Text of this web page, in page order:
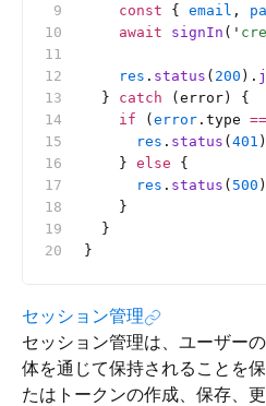
    const
{ email ,
    await
signIn ( '
    res
. status ( 200 ).
  }
catch (error) {
    if
( error .type
      res
. status ( 401
    }
else {
      res
. status ( 500
    }
  }
}
セッション管理
セッション管理は、ユーザー
体を通じて保持されることを
たはトークンの作成、保存、